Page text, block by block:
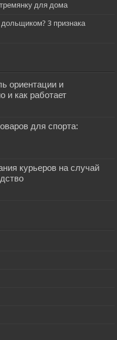
для дома
3 признака
ориентации и
и как работает
для спорта:
курьеров на случай